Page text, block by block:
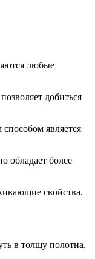
любые
добиться
является
обладает более
свойства.
в толщу полотна,